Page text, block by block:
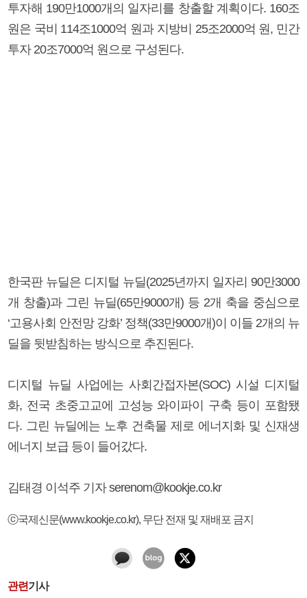
투자해 190만1000개의 일자리를 창출할 계획이다. 160조
원은 국비 114조1000억 원과 지방비 25조2000억 원, 민간
투자 20조7000억 원으로 구성된다.
한국판 뉴딜은 디지털 뉴딜(2025년까지 일자리 90만3000
개 창출)과 그린 뉴딜(65만9000개) 등 2개 축을 중심으로
‘고용사회 안전망 강화’ 정책(33만9000개)이 이들 2개의 뉴
딜을 뒷받침하는 방식으로 추진된다.
디지털 뉴딜 사업에는 사회간접자본(SOC) 시설 디지털
화, 전국 초중고교에 고성능 와이파이 구축 등이 포함됐
다. 그린 뉴딜에는 노후 건축물 제로 에너지화 및 신재생
에너지 보급 등이 들어갔다.
김태경 이석주 기자 serenom@kookje.co.kr
ⓒ국제신문(www.kookje.co.kr), 무단 전재 및 재배포 금지
관련기사